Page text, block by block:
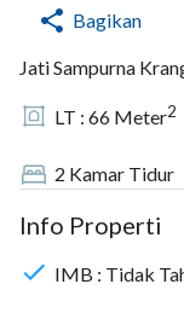
Bagikan
Jati Sampurna
LT : 66 Meter2
2 Kamar Tidur
Info Properti
IMB : Tidak